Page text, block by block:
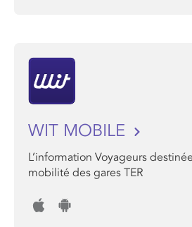
WIT MOBILE
L’information Voyageurs
mobilité des gares TER